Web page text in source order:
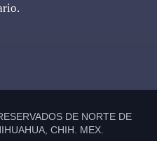
DE NORTE DE
CHIH. MEX.